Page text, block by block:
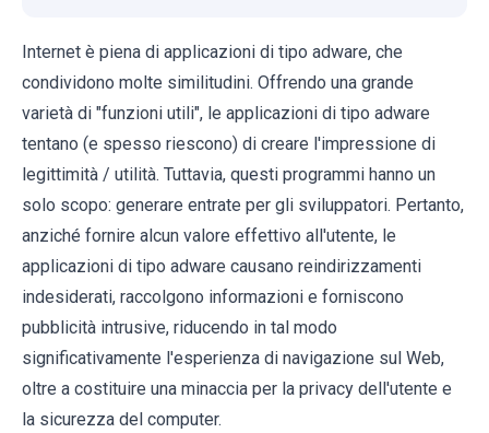
Internet è piena di applicazioni di tipo adware, che
condividono molte similitudini. Offrendo una grande
varietà di "funzioni utili", le applicazioni di tipo adware
tentano (e spesso riescono) di creare l'impressione di
legittimità / utilità. Tuttavia, questi programmi hanno un
solo scopo: generare entrate per gli sviluppatori. Pertanto,
anziché fornire alcun valore effettivo all'utente, le
applicazioni di tipo adware causano reindirizzamenti
indesiderati, raccolgono informazioni e forniscono
pubblicità intrusive, riducendo in tal modo
significativamente l'esperienza di navigazione sul Web,
oltre a costituire una minaccia per la privacy dell'utente e
la sicurezza del computer.